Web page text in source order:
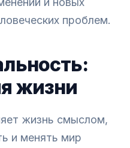
проблем.
жизни
жизнь смыслом,
и менять мир